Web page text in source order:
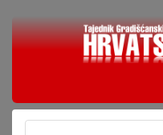
Skoči